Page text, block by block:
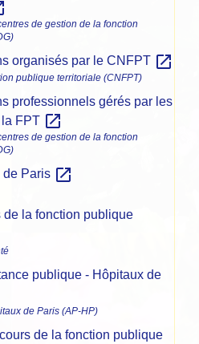
de gestion de la fonction
organisés par le CNFPT open_in_new
publique territoriale (CNFPT)
professionnels gérés par les
FPT open_in_new
de gestion de la fonction
Paris open_in_new
de la fonction publique
publique - Hôpitaux de
de Paris (AP-HP)
de la fonction publique